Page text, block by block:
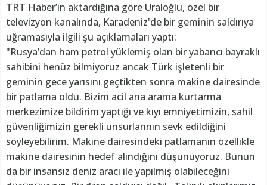
TRT Haber’in aktardığına göre Uraloğlu, özel bir
televizyon kanalında, Karadeniz'de bir geminin saldırıya
uğramasıyla ilgili şu açıklamaları yaptı:
"Rusya’dan ham petrol yüklemiş olan bir yabancı bayraklı
sahibini henüz bilmiyoruz ancak Türk işletenli bir
geminin gece yarısını geçtikten sonra makine dairesinde
bir patlama oldu. Bizim acil ana arama kurtarma
merkezimize bildirim yaptığı ve kıyı emniyetimizin, sahil
güvenliğimizin gerekli unsurlarının sevk edildiğini
söyleyebilirim. Makine dairesindeki patlamanın özellikle
makine dairesinin hedef alındığını düşünüyoruz. Bunun
da bir insansız deniz aracı ile yapılmış olabileceğini